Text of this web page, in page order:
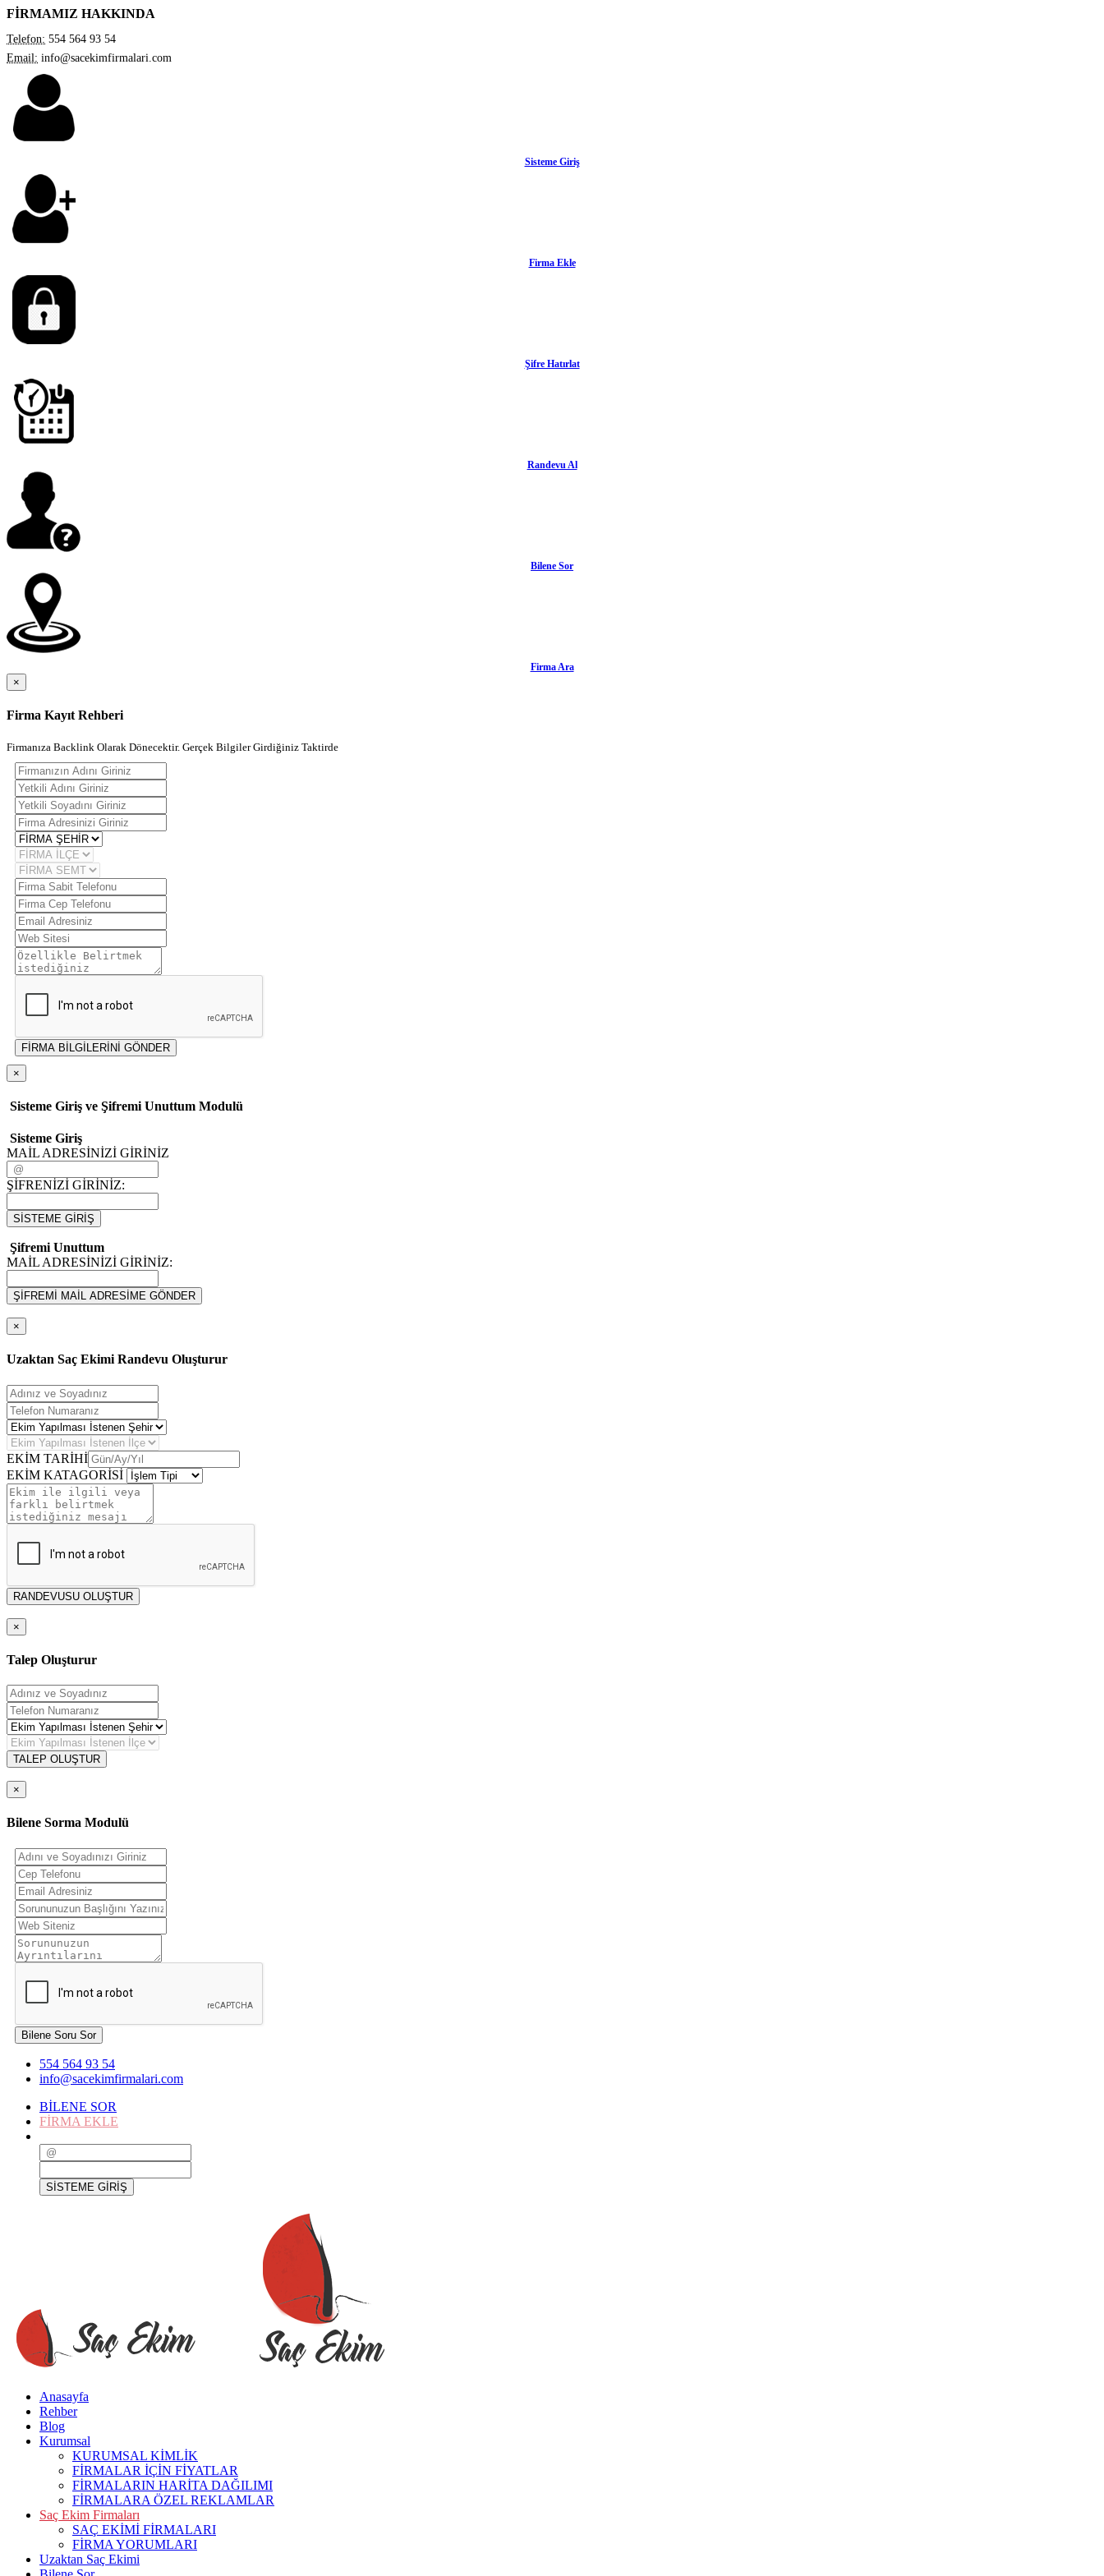
FİRMAMIZ HAKKINDA
Telefon: 554 564 93 54
Email: info@sacekimfirmalari.com
Sisteme Giriş
Firma Ekle
Şifre Hatırlat
Randevu Al
Bilene Sor
Firma Ara
×
Firma Kayıt Rehberi
Firmanıza Backlink Olarak Dönecektir. Gerçek Bilgiler Girdiğiniz Taktirde
FİRMA BİLGİLERİNİ GÖNDER
×
Sisteme Giriş ve Şifremi Unuttum Modulü
Sisteme Giriş
MAİL ADRESİNİZİ GİRİNİZ
ŞİFRENİZİ GİRİNİZ:
SİSTEME GİRİŞ
Şifremi Unuttum
MAİL ADRESİNİZİ GİRİNİZ:
ŞİFREMİ MAİL ADRESİME GÖNDER
×
Uzaktan Saç Ekimi Randevu Oluşturur
EKİM TARİHİ
EKİM KATAGORİSİ
RANDEVUSU OLUŞTUR
×
Talep Oluşturur
TALEP OLUŞTUR
×
Bilene Sorma Modulü
Bilene Soru Sor
554 564 93 54
info@sacekimfirmalari.com
BİLENE SOR
FİRMA EKLE
SİSTEME GİRİŞ
Anasayfa
Rehber
Blog
Kurumsal
KURUMSAL KİMLİK
FİRMALAR İÇİN FİYATLAR
FİRMALARIN HARİTA DAĞILIMI
FİRMALARA ÖZEL REKLAMLAR
Saç Ekim Firmaları
SAÇ EKİMİ FİRMALARI
FİRMA YORUMLARI
Uzaktan Saç Ekimi